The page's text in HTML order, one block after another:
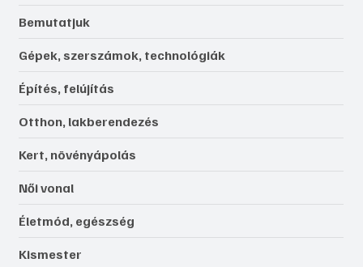
Bemutatjuk
Gépek, szerszámok, technológiák
Építés, felújítás
Otthon, lakberendezés
Kert, növényápolás
Női vonal
Életmód, egészség
Kismester